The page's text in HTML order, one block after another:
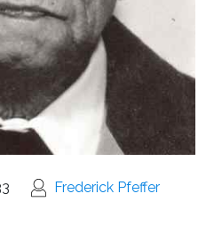
Frederick Pfeffer